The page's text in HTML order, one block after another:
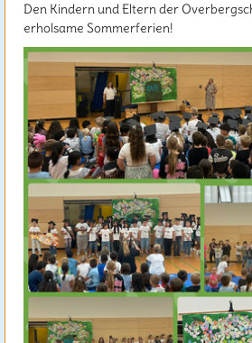
Den Kindern und Eltern der
erholsame Sommerferien!